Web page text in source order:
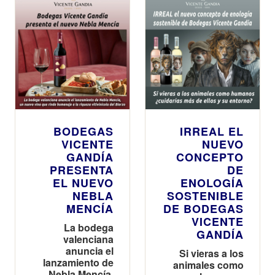
BODEGAS
VICENTE
GANDÍA
PRESENTA
EL NUEVO
NEBLA
MENCÍA
La bodega
valenciana
anuncia el
lanzamiento de
IRREAL EL
NUEVO
CONCEPTO
DE
ENOLOGÍA
SOSTENIBLE
DE BODEGAS
VICENTE
GANDÍA
Si vieras a los
animales como